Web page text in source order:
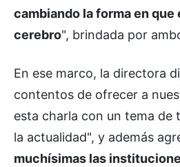
cambiando la forma en que
cerebro", brindada por
En ese marco, la directora
contentos de ofrecer a
esta charla con un tema de
la actualidad", y además
muchísimas las